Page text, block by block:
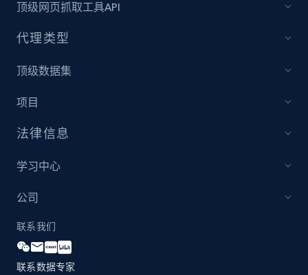
2.1K+ 355+
Amazon products global dataset
Title, Seller name, Brand, Description, Initial
price, Currency, Availability, Reviews count, and
more.
2.1K+
Amazon products global dataset - Collects
products by specific category URL
Title, Seller name, Brand, Description, Initial
顶级网页抓取工具API
代理类型
顶级数据集
项目
法律信息
学习中心
公司
联系我们
联系数据专家